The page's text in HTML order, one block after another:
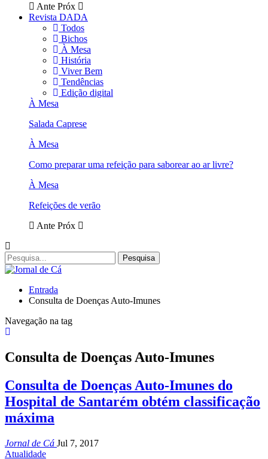
Ante Próx
Revista DADA
Todos
Bichos
À Mesa
História
Viver Bem
Tendências
Edição digital
À Mesa
Salada Caprese
À Mesa
Como preparar uma refeição para saborear ao ar livre?
À Mesa
Refeições de verão
Ante Próx
Entrada
Consulta de Doenças Auto-Imunes
Navegação na tag
Consulta de Doenças Auto-Imunes
Consulta de Doenças Auto-Imunes do
Hospital de Santarém obtém classificação
máxima
Jornal de Cá Jul 7, 2017
Atualidade